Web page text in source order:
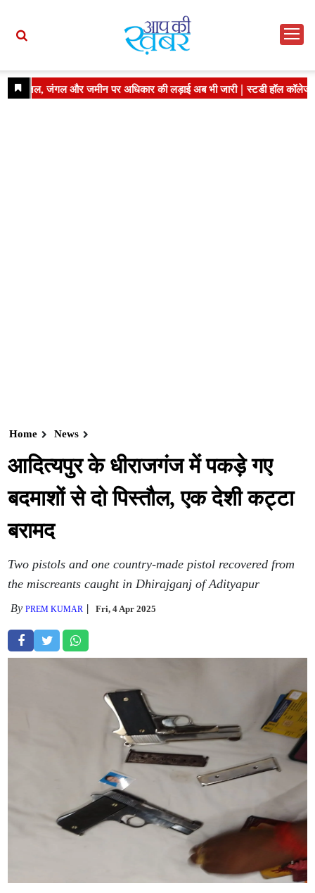
Home News
आदित्यपुर के धीराजगंज में पकड़े गए
बदमाशों से दो पिस्तौल, एक देशी कट्टा
बरामद
Two pistols and one country-made pistol recovered from
the miscreants caught in Dhirajganj of Adityapur
ByPREM KUMAR Fri, 4 Apr 2025